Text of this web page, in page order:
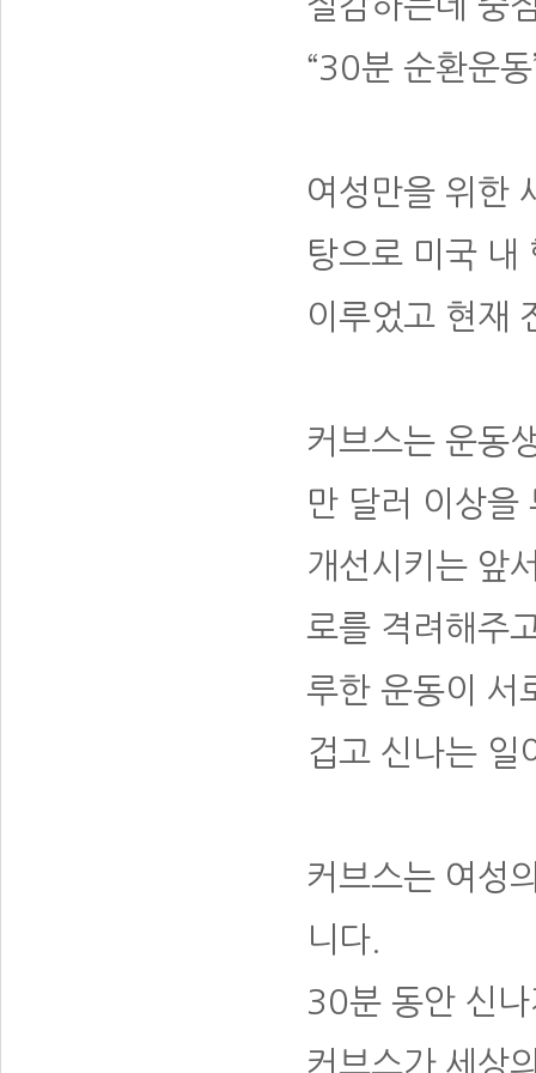
“30분 순환운
여성만을 위한
탕으로 미국 내
이루었고 현재
커브스는 운동
만 달러 이상을
개선시키는 앞
로를 격려해주
루한 운동이 서
겁고 신나는 일
커브스는 여성
니다.
30분 동안 신
커브스가 세상